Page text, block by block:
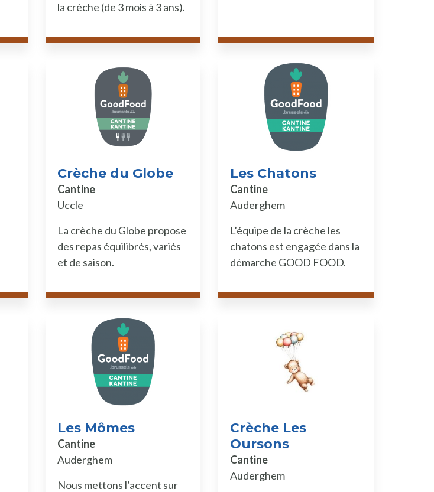
la crèche (de 3 mois à 3 ans).
Crèche du Globe
Cantine
Uccle
La crèche du Globe propose
des repas équilibrés, variés
et de saison.
Les Chatons
Cantine
Auderghem
L’équipe de la crèche les
chatons est engagée dans la
démarche GOOD FOOD.
Les Mômes
Cantine
Auderghem
Nous mettons l’accent sur
Crèche Les
Oursons
Cantine
Auderghem